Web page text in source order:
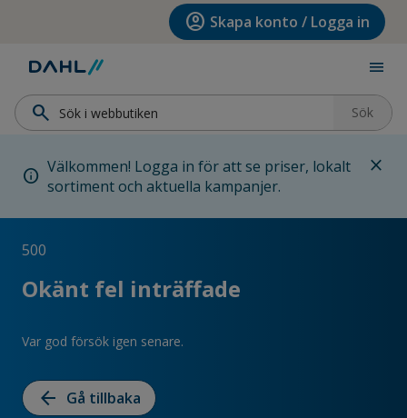
Hoppa till huvudinnehållet account_circle Skapa konto / Logga in
menu
search Sök
info Välkommen! Logga in för att se priser, lokalt
sortiment och aktuella kampanjer.
close
500
Okänt fel inträffade
Var god försök igen senare.
arrow_back Gå tillbaka